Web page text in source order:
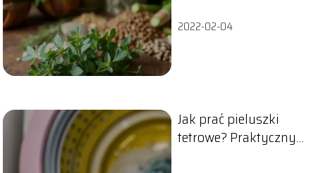
2022-02-04
Jak prać pieluszki
tetrowe? Praktyczny